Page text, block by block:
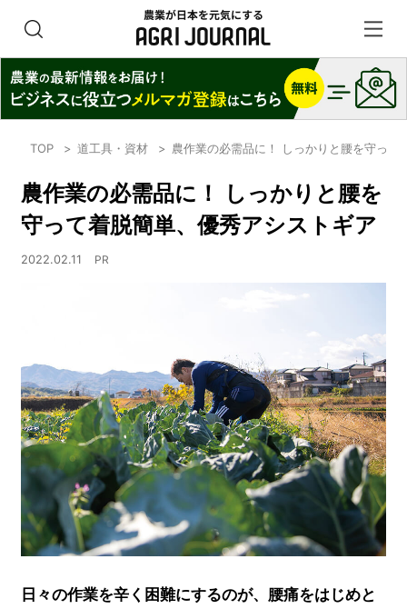
TOP 道工具・資材 農作業の必需品に！ しっかりと腰を守って
農作業の必需品に！ しっかりと腰を
守って着脱簡単、優秀アシストギア
2022.02.11 PR
日々の作業を辛く困難にするのが、腰痛をはじめと